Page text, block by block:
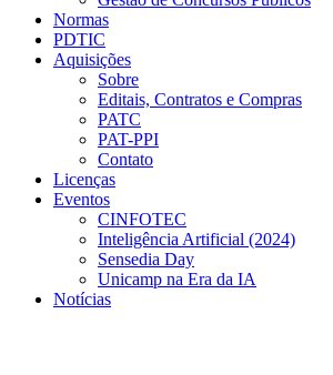
Normas
PDTIC
Aquisições
Sobre
Editais, Contratos e Compras
PATC
PAT-PPI
Contato
Licenças
Eventos
CINFOTEC
Inteligência Artificial (2024)
Sensedia Day
Unicamp na Era da IA
Notícias